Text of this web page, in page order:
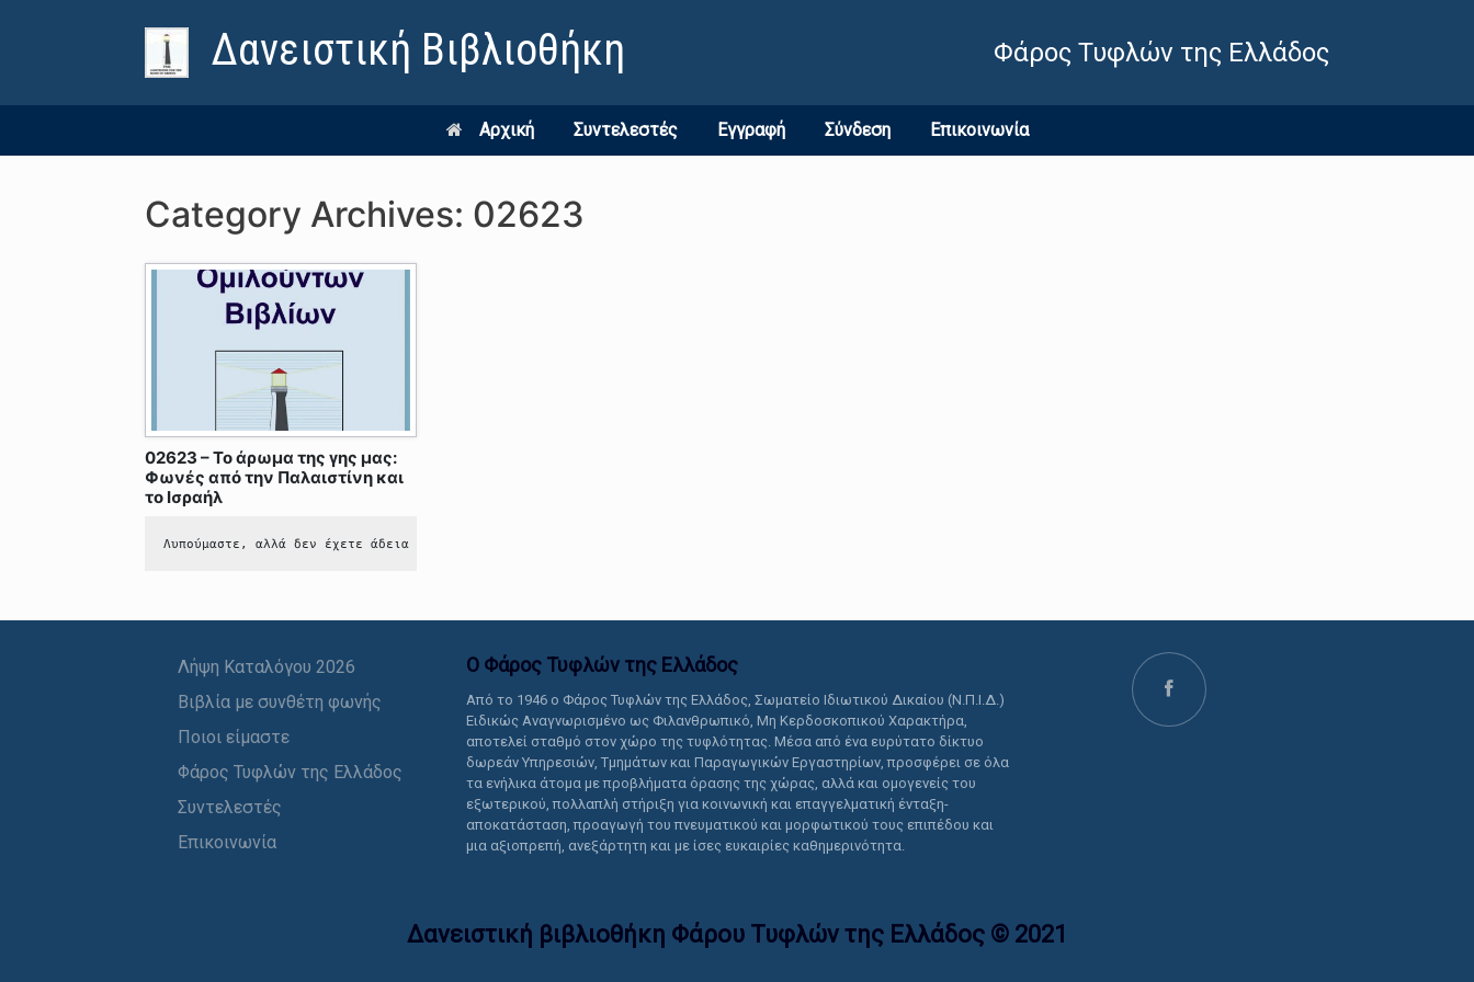
Δανειστική Βιβλιοθήκη Φάρος Τυφλών της Ελλάδος
Αρχική Συντελεστές Εγγραφή Σύνδεση Επικοινωνία
Category Archives: 02623
02623 – Το άρωμα της γης μας:
Φωνές από την Παλαιστίνη και
το Ισραήλ
Λυπούμαστε, αλλά δεν έχετε άδεια να δείτε αυτό το περιεχόμενο.
Λήψη Καταλόγου 2026
Βιβλία με συνθέτη φωνής
Ποιοι είμαστε
Φάρος Τυφλών της Ελλάδος
Συντελεστές
Επικοινωνία
Ο Φάρος Τυφλών της Ελλάδoς
Από το 1946 ο Φάρος Τυφλών της Ελλάδος, Σωματείο Ιδιωτικού Δικαίου (Ν.Π.Ι.Δ.)
Ειδικώς Αναγνωρισμένο ως Φιλανθρωπικό, Μη Κερδοσκοπικού Χαρακτήρα,
αποτελεί σταθμό στον χώρο της τυφλότητας. Μέσα από ένα ευρύτατο δίκτυο
δωρεάν Υπηρεσιών, Τμημάτων και Παραγωγικών Εργαστηρίων, προσφέρει σε όλα
τα ενήλικα άτομα με προβλήματα όρασης της χώρας, αλλά και ομογενείς του
εξωτερικού, πολλαπλή στήριξη για κοινωνική και επαγγελματική ένταξη-
αποκατάσταση, προαγωγή του πνευματικού και μορφωτικού τους επιπέδου και
μια αξιοπρεπή, ανεξάρτητη και με ίσες ευκαιρίες καθημερινότητα.
Δανειστική βιβλιοθήκη Φάρου Τυφλών της Ελλάδoς © 2021